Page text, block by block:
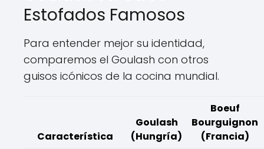
Estofados Famosos
Para entender mejor su identidad,
comparemos el Goulash con otros
guisos icónicos de la cocina mundial.
Característica
Goulash
(Hungría)
Boeuf
Bourguignon
(Francia)